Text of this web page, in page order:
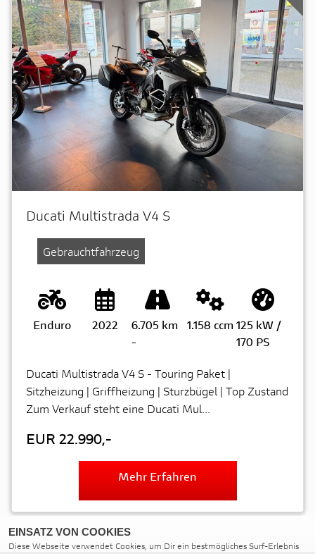
Ducati Multistrada V4 S
Gebrauchtfahrzeug
Enduro 2022
6.705 km
-
1.158 ccm 125 kW /
170 PS
Ducati Multistrada V4 S - Touring Paket |
Sitzheizung | Griffheizung | Sturzbügel | Top Zustand
Zum Verkauf steht eine Ducati Mul...
EUR 22.990,-
Mehr Erfahren
EINSATZ VON COOKIES
Diese Webseite verwendet Cookies, um Dir ein bestmögliches Surf-Erlebnis